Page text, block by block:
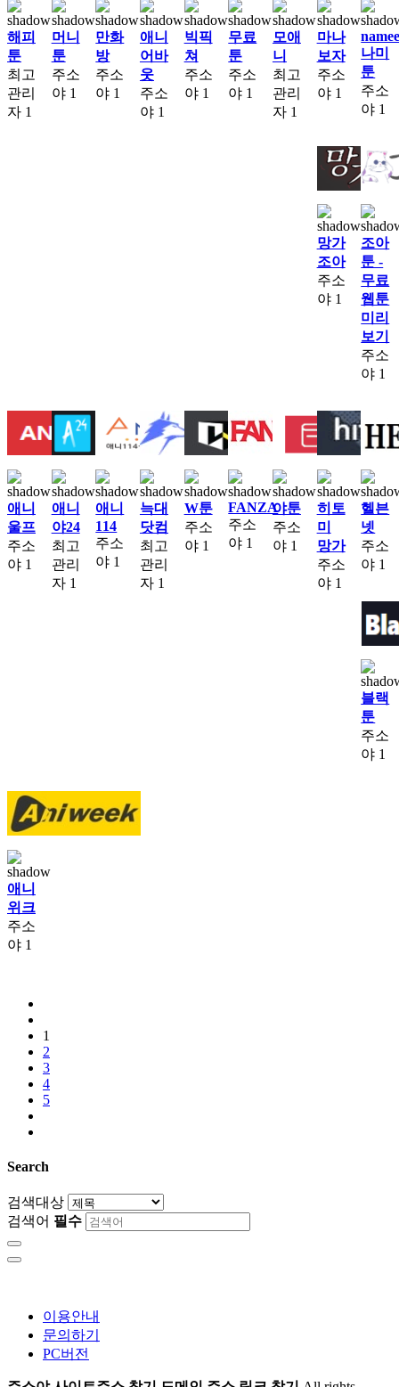
해피
툰
최고
관리
자 1
머니
툰
주소
야 1
만화
방
주소
야 1
애니
어바
웃
주소
야 1
빅픽
쳐
주소
야 1
무료
툰
주소
야 1
모애
니
최고
관리
자 1
마나
보자
주소
야 1
나미
툰
주소
야 1
망가
조아
주소
야 1
조아
툰 -
무료
웹툰
미리
보기
주소
야 1
애니
울프
주소
야 1
애니
야24
최고
관리
자 1
애니
114
주소
야 1
늑대
닷컴
최고
관리
자 1
W툰
주소
야 1
FANZA
주소
야 1
야툰
주소
야 1
히토
미
망가
주소
야 1
헬븐
넷
주소
야 1
블랙
툰
주소
야 1
애니
위크
주소
야 1
1
2
3
4
5
Search
검색대상
검색어 필수
이용안내
문의하기
PC버전